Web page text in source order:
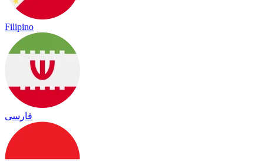
Filipino
فارسی